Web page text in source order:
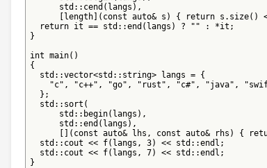
      std::cend(langs),
[length](const auto& s) { return s.size()
  return it == std::end(langs) ? "" : *it;
}
int main()
{
  std::vector<std::string> langs = {
"c", "c++", "go", "rust", "c#", "java",
  };
  std::sort(
      std::begin(langs),
      std::end(langs),
[](const auto& lhs, const auto& rhs) {
  std::cout << f(langs, 3) << std::endl;
  std::cout << f(langs, 7) << std::endl;
}